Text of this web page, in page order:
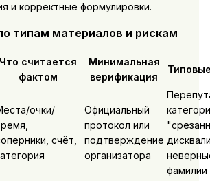
и корректные формулировки.
типам материалов и рискам
Что считается
фактом
Минимальная
верификация
очки/
счёт,
Официальный
протокол или
подтверждение
организатора
фамилии